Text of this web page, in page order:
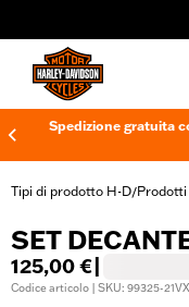
Spedizione gratuita
Tipi di prodotto H-D/
SET
125,00 €
Codice articolo | SKU: 99325-21VX